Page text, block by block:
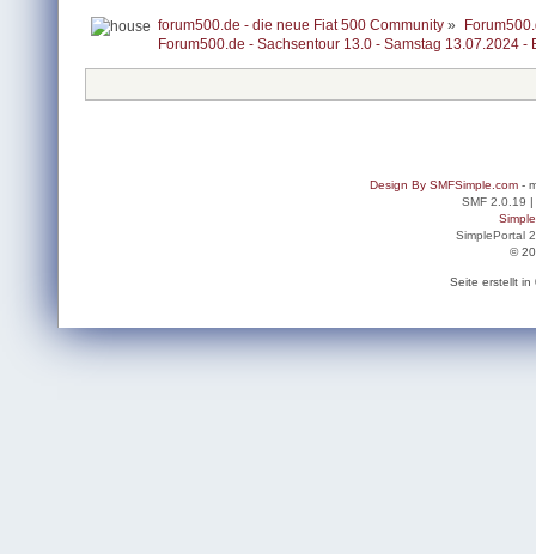
forum500.de - die neue Fiat 500 Community »
Forum500.de - Sachsentour 13.0 - Samstag 13.07.2024 -
Design By SMFSimple.com-
SMF 2.0.19 |
SimplePortal
©
Seite erstellt in